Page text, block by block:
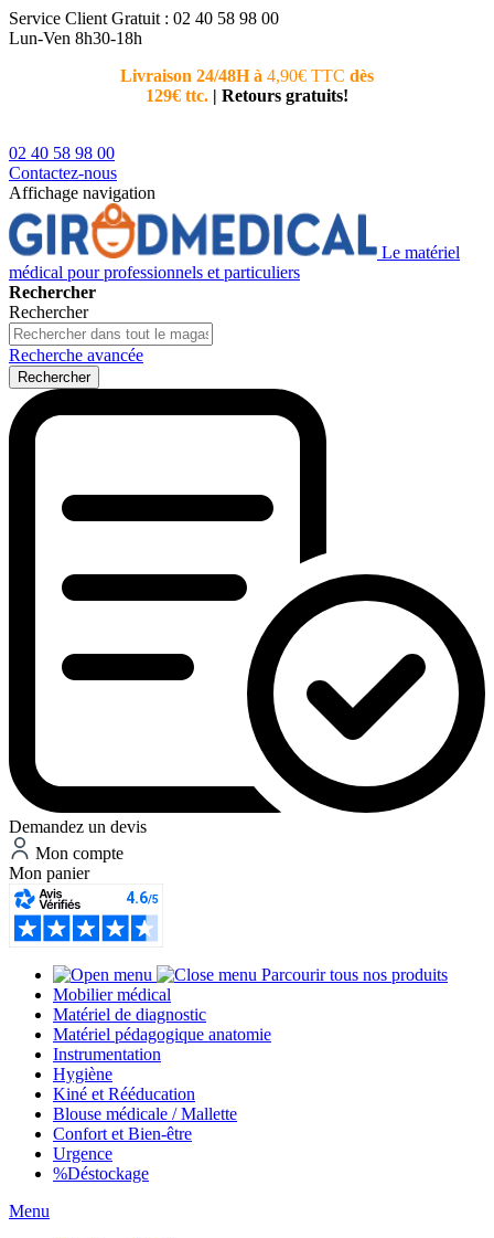
Service Client Gratuit : 02 40 58 98 00
Lun-Ven 8h30-18h
Livraison 24/48H à 4,90€ TTC dès
129€ ttc. | Retours gratuits!
02 40 58 98 00
Contactez-nous
Affichage navigation
Le matériel
médical pour professionnels et particuliers
Rechercher
Rechercher
Recherche avancée
Rechercher
Demandez un devis
Mon compte
Mon panier
Parcourir tous nos produits
Mobilier médical
Matériel de diagnostic
Matériel pédagogique anatomie
Instrumentation
Hygiène
Kiné et Rééducation
Blouse médicale / Mallette
Confort et Bien-être
Urgence
%Déstockage
Menu